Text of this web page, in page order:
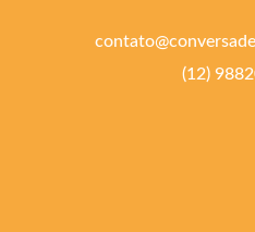
(12)